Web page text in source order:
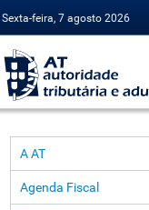
Sexta-feira, 7 agosto 2026
A AT
Agenda Fiscal